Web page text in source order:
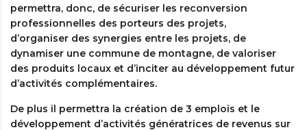
permettra, donc, de sécuriser les reconversion
professionnelles des porteurs des projets,
d’organiser des synergies entre les projets, de
dynamiser une commune de montagne, de valoriser
des produits locaux et d’inciter au développement futur
d’activités complémentaires.
De plus il permettra la création de 3 emplois et le
développement d’activités génératrices de revenus sur